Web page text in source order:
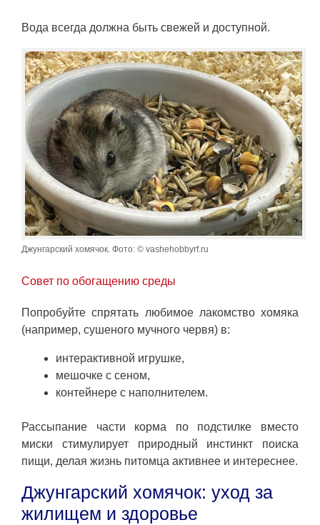
Вода всегда должна быть свежей и доступной.
Джунгарский хомячок. Фото: © vashehobbyrf.ru
Совет по обогащению среды
Попробуйте спрятать любимое лакомство хомяка
(например, сушеного мучного червя) в:
интерактивной игрушке,
мешочке с сеном,
контейнере с наполнителем.
Рассыпание части корма по подстилке вместо
миски стимулирует природный инстинкт поиска
пищи, делая жизнь питомца активнее и интереснее.
Джунгарский хомячок: уход за
жилищем и здоровье